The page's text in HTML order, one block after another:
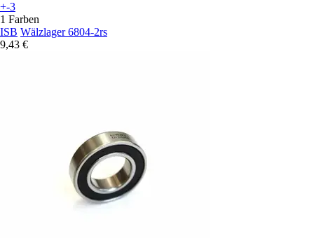
+-3
1 Farben
ISB Wälzlager 6804-2rs
9,43 €